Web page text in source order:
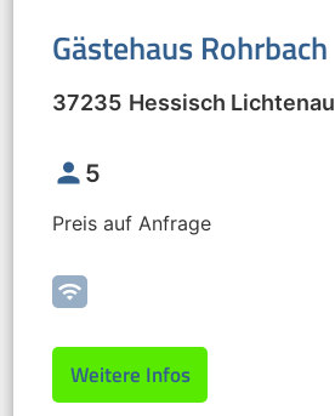
Gästehaus Rohrbach
37235 Hessisch Lichtenau
person 5
Preis auf Anfrage
wifi
Weitere Infos